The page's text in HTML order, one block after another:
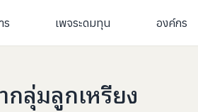
ร เพจระดมทุน องค์กร
ลุ่มลูกเหรียง